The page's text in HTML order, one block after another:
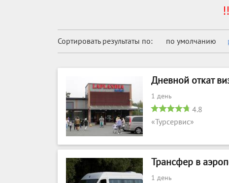
Сортировать результаты по: по умолчанию
Дневной откат
1 день
4.8
«Турсервис»
Трансфер в
1 день